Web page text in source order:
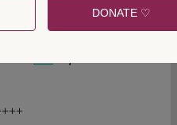
& Organisation
DONATE ♡